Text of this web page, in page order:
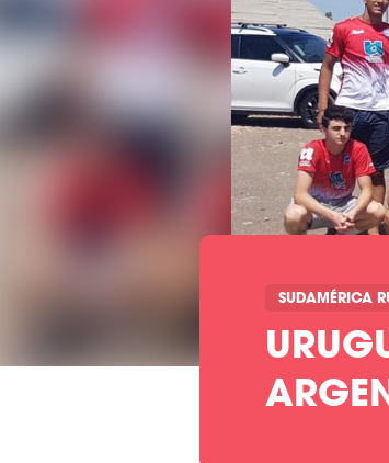
SUDAMÉRICA